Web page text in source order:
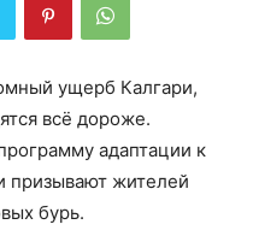
ущерб Калгари,
всё дороже.
адаптации к
призывают жителей
бурь.